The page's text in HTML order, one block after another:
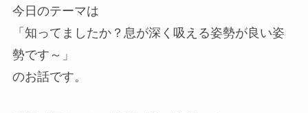
今日のテーマは
「知ってましたか？息が深く吸える姿勢が良い姿
勢です～」
のお話です。